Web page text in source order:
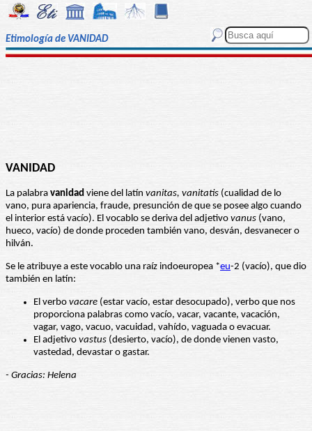
Etimología de VANIDAD
VANIDAD
La palabra vanidad viene del latín vanitas, vanitatis (cualidad de lo
vano, pura apariencia, fraude, presunción de que se posee algo cuando
el interior está vacío). El vocablo se deriva del adjetivo vanus (vano,
hueco, vacío) de donde proceden también vano, desván, desvanecer o
hilván.
Se le atribuye a este vocablo una raíz indoeuropea *eu-2 (vacío), que dio
también en latín:
El verbo vacare (estar vacío, estar desocupado), verbo que nos
proporciona palabras como vacío, vacar, vacante, vacación,
vagar, vago, vacuo, vacuidad, vahído, vaguada o evacuar.
El adjetivo vastus (desierto, vacío), de donde vienen vasto,
vastedad, devastar o gastar.
- Gracias: Helena